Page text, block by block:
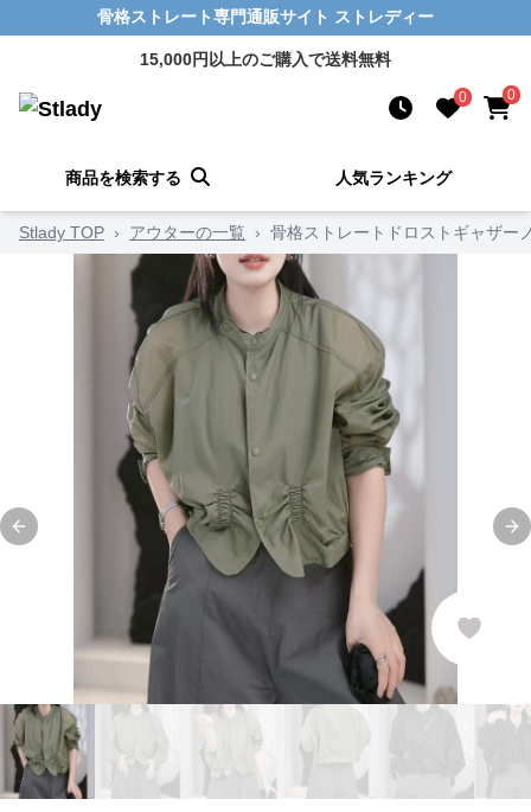
骨格ストレート専門通販サイト ストレディー
15,000円以上のご購入で送料無料
0 0
商品を検索する 人気ランキング
Stlady TOP › アウターの一覧 › 骨格ストレートドロストギャザー
Previous slide